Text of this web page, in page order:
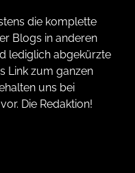
die komplette
Blogs in anderen
lediglich abgekürzte
Link zum ganzen
uns bei
Die Redaktion!